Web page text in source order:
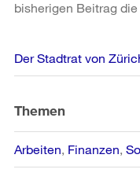
bisherigen Beitrag
Weitere
Informationen
Der Stadtrat von
Themen
Arbeiten Finanzen